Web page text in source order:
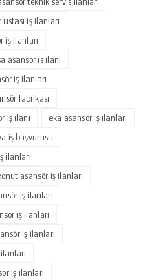
ustası iş ilanları
iş ilanları
asansor is ilani
iş ilanları
fabrikası
iş ilanı
eka asansör iş ilanları
iş başvurusu
ilanları
asansör iş ilanları
iş ilanları
iş ilanları
iş ilanları
iş ilanları